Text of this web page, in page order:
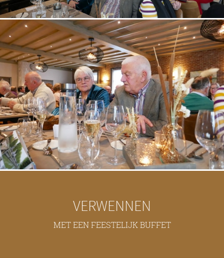
VERWENNEN
MET EEN FEESTELIJK BUFFET